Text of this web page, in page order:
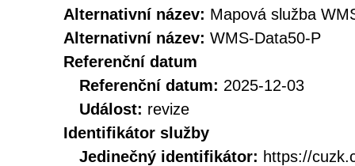
Alternativní název: Mapová služba
Alternativní název: WMS-Data50-P
Referenční datum
Referenční datum: 2025-12-03
Událost: revize
Identifikátor služby
Jedinečný identifikátor: https://